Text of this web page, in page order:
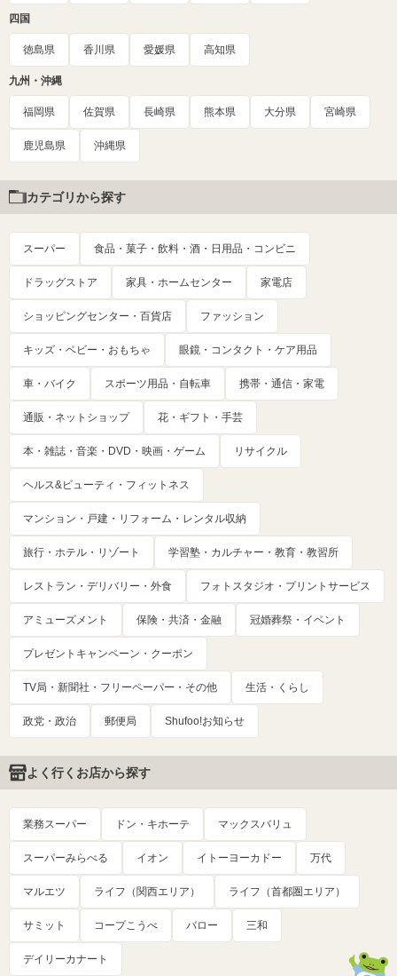
四国
徳島県 香川県 愛媛県 高知県
九州・沖縄
福岡県 佐賀県 長崎県 熊本県 大分県 宮崎県
鹿児島県 沖縄県
カテゴリから探す
スーパー 食品・菓子・飲料・酒・日用品・コンビニ
ドラッグストア 家具・ホームセンター 家電店
ショッピングセンター・百貨店 ファッション
キッズ・ベビー・おもちゃ 眼鏡・コンタクト・ケア用品
車・バイク スポーツ用品・自転車 携帯・通信・家電
通販・ネットショップ 花・ギフト・手芸
本・雑誌・音楽・DVD・映画・ゲーム リサイクル
ヘルス&ビューティ・フィットネス
マンション・戸建・リフォーム・レンタル収納
旅行・ホテル・リゾート 学習塾・カルチャー・教育・教習所
レストラン・デリバリー・外食 フォトスタジオ・プリントサービス
アミューズメント 保険・共済・金融 冠婚葬祭・イベント
プレゼントキャンペーン・クーポン
TV局・新聞社・フリーペーパー・その他 生活・くらし
政党・政治 郵便局 Shufoo!お知らせ
よく行くお店から探す
業務スーパー ドン・キホーテ マックスバリュ
スーパーみらべる イオン イトーヨーカドー 万代
マルエツ ライフ（関西エリア） ライフ（首都圏エリア）
サミット コープこうべ バロー 三和
デイリーカナート